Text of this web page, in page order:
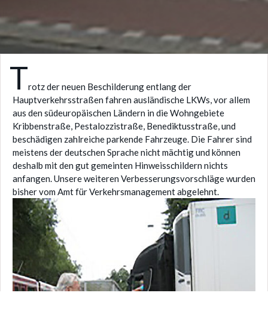
Trotz der neuen Beschilderung entlang der
Hauptverkehrsstraßen fahren ausländische LKWs, vor allem
aus den südeuropäischen Ländern in die Wohngebiete
Kribbenstraße, Pestalozzistraße, Benediktusstraße, und
beschädigen zahlreiche parkende Fahrzeuge. Die Fahrer sind
meistens der deutschen Sprache nicht mächtig und können
deshalb mit den gut gemeinten Hinweisschildern nichts
anfangen. Unsere weiteren Verbesserungsvorschläge wurden
bisher vom Amt für Verkehrsmanagement abgelehnt.